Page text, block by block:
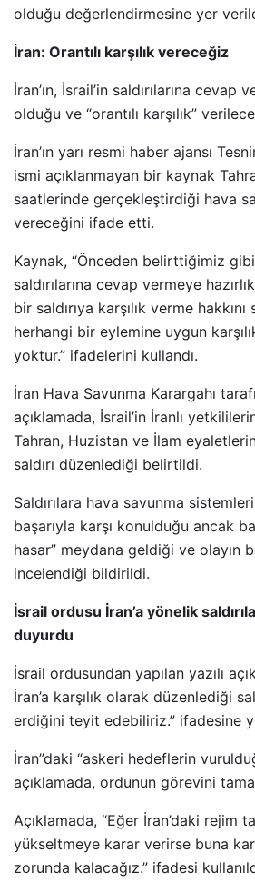
olduğu değerlendirmesine yer
İran: Orantılı karşılık vereceğiz
İran’ın, İsrail’in saldırılarına cevap
olduğu ve “orantılı karşılık”
İran’ın yarı resmi haber ajansı
ismi açıklanmayan bir kaynak
saatlerinde gerçekleştirdiği hava
vereceğini ifade etti.
Kaynak, “Önceden belirttiğimiz gibi
saldırılarına cevap vermeye
bir saldırıya karşılık verme hakkını
herhangi bir eylemine uygun
yoktur.” ifadelerini kullandı.
İran Hava Savunma Karargahı
açıklamada, İsrail’in İranlı
Tahran, Huzistan ve İlam
saldırı düzenlediği belirtildi.
Saldırılara hava savunma
başarıyla karşı konulduğu ancak
hasar” meydana geldiği ve olayın
incelendiği bildirildi.
İsrail ordusu İran’a yönelik
duyurdu
İsrail ordusundan yapılan yazılı
İran’a karşılık olarak düzenlediği
erdiğini teyit edebiliriz.” ifadesine
İran”daki “askeri hedeflerin
açıklamada, ordunun görevini
Açıklamada, “Eğer İran’daki rejim
yükseltmeye karar verirse buna
zorunda kalacağız.” ifadesi